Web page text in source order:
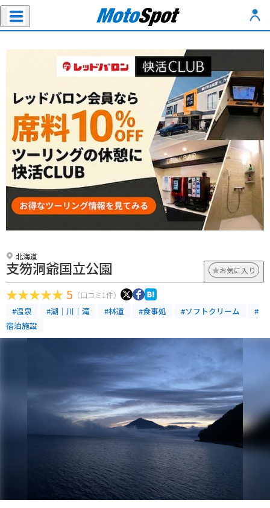
北海道
支笏洞爺国立公園 お気に入り
5 （口コミ1件）
#温泉 #湖｜川｜滝 #林道 #食事処 #ソフトクリーム
#
宿泊施設